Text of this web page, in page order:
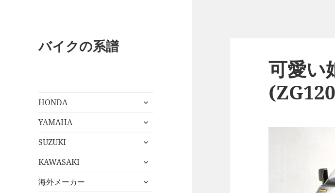
バイクの系譜
HONDA
サ
メ
ュ
を
YAMAHA
サ
メ
ュ
を
SUZUKI
サ
メ
ュ
KAWASAKI
サ
メ
海外メーカー
サ
可愛い